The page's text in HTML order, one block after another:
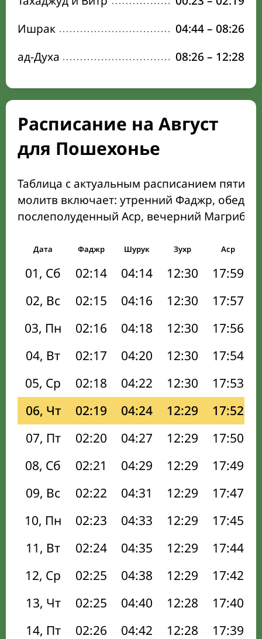
Ишрак
04:44– 08:26
ад-Духа
08:26 – 12:28
Расписание на Август
для Пошехонье
Таблица с актуальным расписанием пяти
молитв включает: утренний Фаджр,
послеполуденный Аср, вечерний Магриб
Дата Фаджр Шурук Зухр Аср
01, Сб 02:14 04:14 12:30 17:59
02, Вс
02:15 04:16 12:30 17:57
03, Пн
02:16 04:18 12:30 17:56
04, Вт
02:17 04:20 12:30 17:54
05, Ср
02:18 04:22 12:30 17:53
06, Чт
02:19 04:24 12:29 17:52
07, Пт
02:20 04:27 12:29 17:50
08, Сб
02:21 04:29 12:29 17:49
09, Вс
02:22 04:31 12:29 17:47
10, Пн
02:23 04:33 12:29 17:45
11, Вт
02:24 04:35 12:29 17:44
12, Ср
02:25 04:38 12:29 17:42
13, Чт
02:25 04:40 12:28 17:40
14, Пт
02:26 04:42 12:28 17:39